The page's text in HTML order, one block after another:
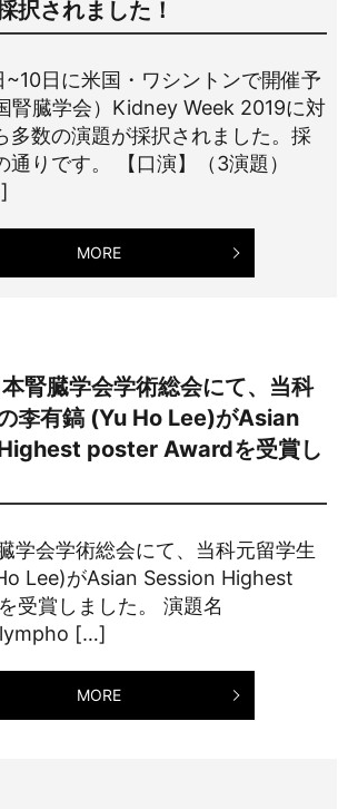
択されました！
~10日に米国・ワシントンで開催予
腎臓学会）Kidney Week 2019に対
多数の演題が採択されました。採
通りです。 【口演】（3演題）
MORE
腎臓学会学術総会にて、当科
李有鎬 (Yu Ho Lee)がAsian
poster Awardを受賞し
学会学術総会にて、当科元留学生
Lee)がAsian Session Highest
受賞しました。 演題名
[…]
MORE